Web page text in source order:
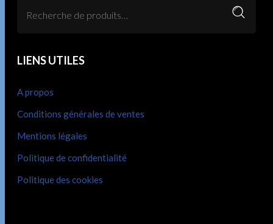
LIENS UTILES
A propos
Conditions générales de ventes
Mentions légales
Politique de confidentialité
Politique des cookies